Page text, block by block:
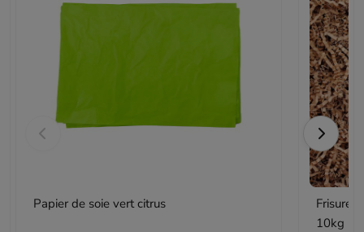
Papier de soie vert citrus
Frisure
10kg